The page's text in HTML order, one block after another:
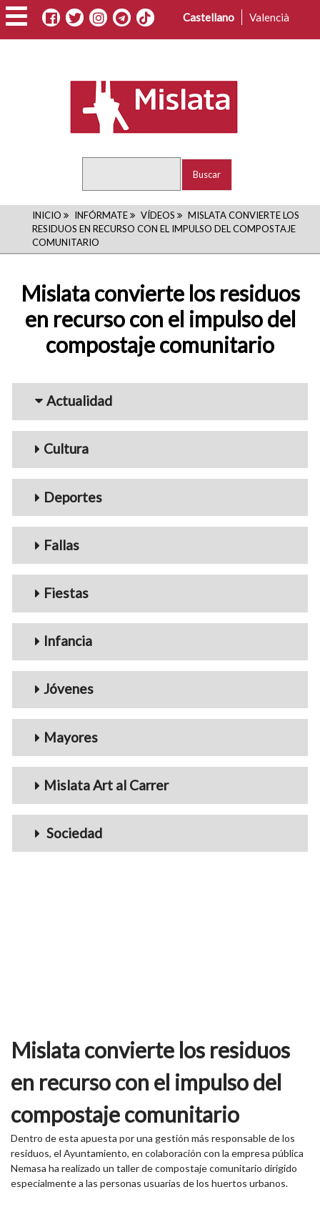
Pasar
al
contenido
Castellano Valencià
RUTA
DE
INICIO INFÓRMATE VÍDEOS
MISLATA CONVIERTE LOS
RESIDUOS EN RECURSO CON EL IMPULSO DEL COMPOSTAJE
COMUNITARIO
Mislata convierte los residuos
en recurso con el impulso del
compostaje comunitario
Menu_Videos
Actualidad
Cultura
Deportes
Fallas
Fiestas
Infancia
Jóvenes
Mayores
Mislata Art al Carrer
Sociedad
Mislata convierte los residuos
en recurso con el impulso del
compostaje comunitario
Dentro de esta apuesta por una gestión más responsable de los
residuos, el Ayuntamiento, en colaboración con la empresa pública
Nemasa ha realizado un taller de compostaje comunitario dirigido
especialmente a las personas usuarias de los huertos urbanos.